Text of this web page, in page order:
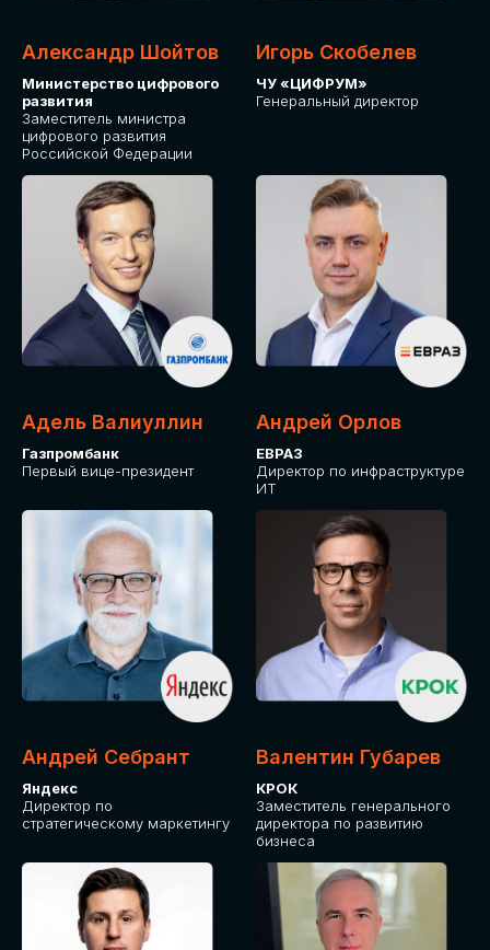
Александр Шойтов
Министерство цифрового
развития
Заместитель министра
цифрового развития
Российской Федерации
Игорь Скобелев
ЧУ «ЦИФРУМ»
Генеральный директор
Адель Валиуллин
Газпромбанк
Первый вице-президент
Андрей Орлов
ЕВРАЗ
Директор по инфраструктуре
ИТ
Андрей Себрант
Яндекс
Директор по
стратегическому маркетингу
Валентин Губарев
КРОК
Заместитель генерального
директора по развитию
бизнеса